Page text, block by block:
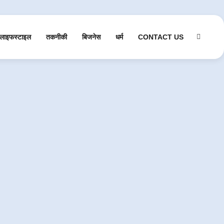
लाइफस्टाइल तकनीकी बिजनेस धर्म CONTACT US